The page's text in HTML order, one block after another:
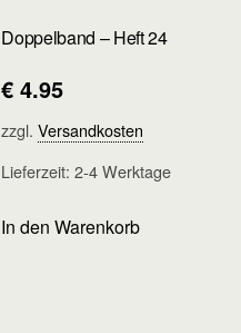
Doppelband – Heft 24
€ 4.95
zzgl.Versandkosten
Lieferzeit:2-4 Werktage
In den Warenkorb